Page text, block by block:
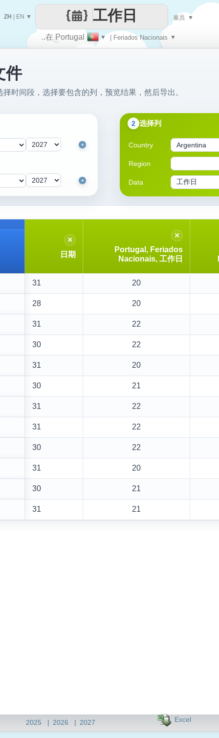
让
..在 Portugal ▼ | Feriados Nacionais ▼
工作日
ZH EN ▼ 雇员 ▼
2025 | 2026 | 2027 Excel
件
时间段，选择要包含的列，预览结果，然后导出。
2 选择列
Country
Region
Data
+
+
×
日期
×
Portugal, Feriados
Nacionais, 工作日
31 20
28 20
31 22
30 22
31 20
30 21
31 22
31 22
30 22
31 20
30 21
31 21